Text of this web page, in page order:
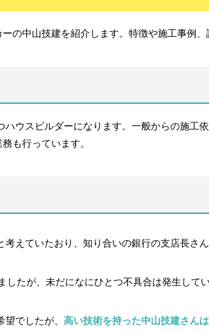
の中山技建を紹介します。特徴や施工事例、
ウスビルダーになります。一般からの施工依
も行っています。
考えていたおり、知り合いの銀行の支店長さ
したが、未だになにひとつ不具合は発生してい
でしたが、 高い技術を持った中山技建さん